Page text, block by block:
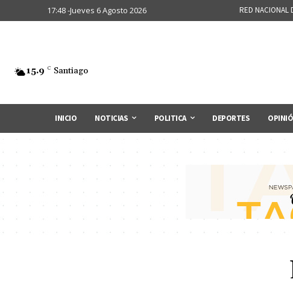
17:48 -Jueves 6 Agosto 2026 RED NACIONAL
15.9 C Santiago
INICIO NOTICIAS POLITICA DEPORTES